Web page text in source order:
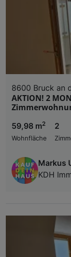
8600 Bruck an
AKTION! 2
59,98 m2
Wohnfläche
2
Markus
KDH